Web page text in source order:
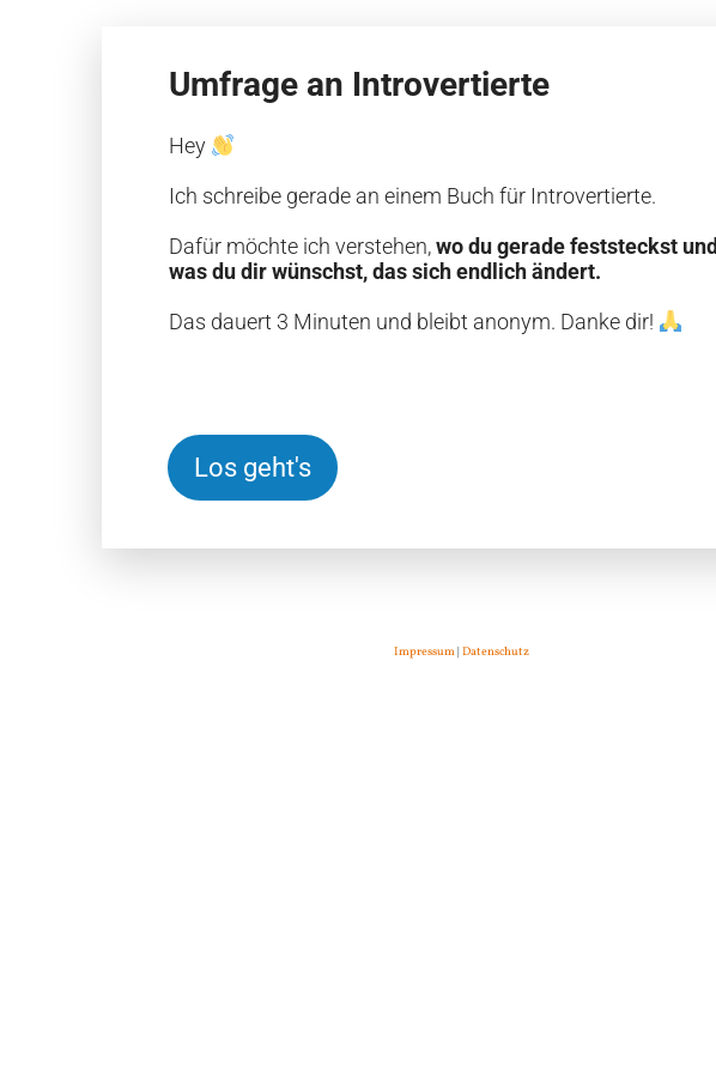
Umfrage an Introvertierte
Hey
Ich schreibe gerade an einem Buch für Introvertierte.
Dafür möchte ich verstehen,wo du gerade feststeckst und
was du dir wünschst, das sich endlich ändert.
Das dauert 3 Minuten und bleibt anonym. Danke dir!
Los geht's
Impressum| Datenschutz